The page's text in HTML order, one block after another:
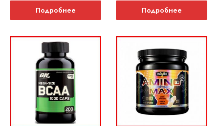
Подробнее
Подробнее